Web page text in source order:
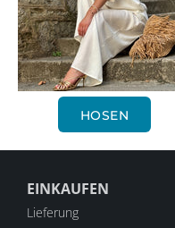
HOSEN
EINKAUFEN
Lieferung